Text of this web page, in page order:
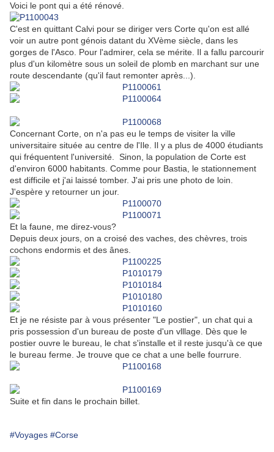
Voici le pont qui a été rénové.
C'est en quittant Calvi pour se diriger vers Corte qu'on est allé
voir un autre pont génois datant du XVème siècle, dans les
gorges de l'Asco. Pour l'admirer, cela se mérite. Il a fallu parcourir
plus d'un kilomètre sous un soleil de plomb en marchant sur une
route descendante (qu'il faut remonter après...).
Concernant Corte, on n'a pas eu le temps de visiter la ville
universitaire située au centre de l'Ile. Il y a plus de 4000 étudiants
qui fréquentent l'université. Sinon, la population de Corte est
d'environ 6000 habitants. Comme pour Bastia, le stationnement
est difficile et j'ai laissé tomber. J'ai pris une photo de loin.
J'espère y retourner un jour.
Et la faune, me direz-vous?
Depuis deux jours, on a croisé des vaches, des chèvres, trois
cochons endormis et des ânes.
Et je ne résiste par à vous présenter "Le postier", un chat qui a
pris possession d'un bureau de poste d'un vlllage. Dès que le
postier ouvre le bureau, le chat s'installe et il reste jusqu'à ce que
le bureau ferme. Je trouve que ce chat a une belle fourrure.
Suite et fin dans le prochain billet.
#Voyages #Corse